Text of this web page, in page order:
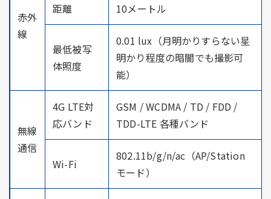
赤外
線
距離 10メートル
最低被写
体照度
0.01 lux（月明かりすらない星
明かり程度の暗闇でも撮影可
能）
無線
通信
4G LTE対
応バンド
GSM / WCDMA / TD / FDD /
TDD-LTE 各種バンド
Wi-Fi
802.11b/g/n/ac（AP/Station
モード）